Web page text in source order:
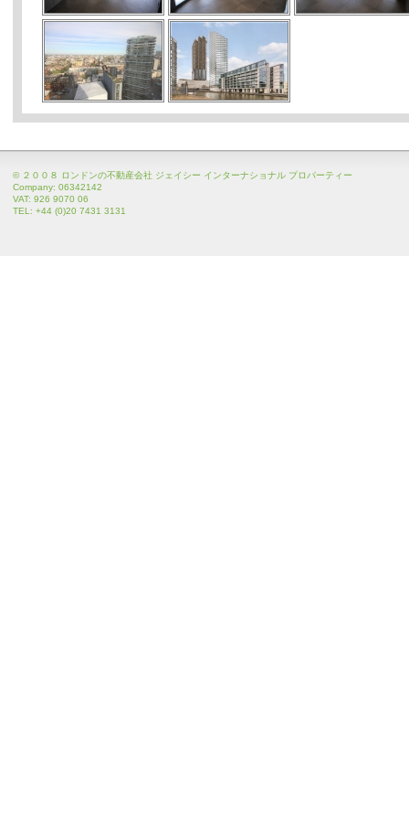
© ２００８ ロンドンの不動産会社 ジェイシー インターナショナル プロパーティー
Company: 06342142
VAT: 926 9070 06
TEL: +44 (0)20 7431 3131